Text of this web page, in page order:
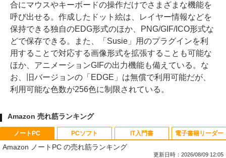
合にマウスやキーボードの操作だけでさまざまな機能を
呼び出せる。作成したドット絵は、レイヤー情報などを
保持できる独自のEDG形式のほか、PNG/GIF/ICO形式な
どで保存できる。また、「Susie」用のプラグインを利
用することで対応する画像形式を拡張することも可能な
ほか、アニメーションGIFの出力機能も備えている。な
お、旧バージョンの「EDGE」は無償で利用可能だが、
利用可能な色数が256色に制限されている。
Amazon 売れ筋ランキング
ノートPC
Amazon ノートPC の売れ筋ランキング
更新日時：2026/08/09 12:05
PCソフト IT入門書 電子書籍リーダー